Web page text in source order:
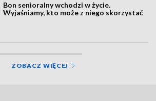
Bon senioralny wchodzi w życie.
Wyjaśniamy, kto może z niego skorzystać
ZOBACZ WIĘCEJ